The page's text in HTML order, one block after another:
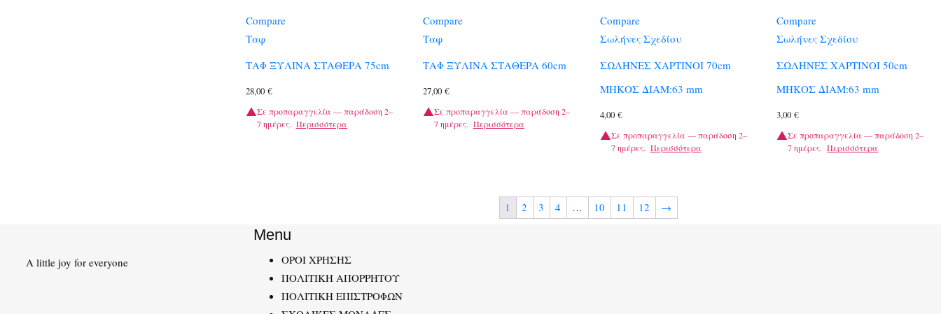
Compare
Ταφ
ΤΑΦ ΞΥΛΙΝΑ ΣΤΑΘΕΡΑ 75cm
28,00 €
Σε προπαραγγελία — παράδοση 2–
7 ημέρες. Περισσότερα
Compare
Ταφ
ΤΑΦ ΞΥΛΙΝΑ ΣΤΑΘΕΡΑ 60cm
27,00 €
Σε προπαραγγελία — παράδοση 2–
7 ημέρες. Περισσότερα
Compare
Σωλήνες Σχεδίου
ΣΩΛΗΝΕΣ ΧΑΡΤΙΝΟΙ 70cm
ΜΗΚΟΣ ΔΙΑΜ:63 mm
4,00 €
Σε προπαραγγελία — παράδοση 2–
7 ημέρες. Περισσότερα
Compare
Σωλήνες Σχεδίου
ΣΩΛΗΝΕΣ ΧΑΡΤΙΝΟΙ 50cm
ΜΗΚΟΣ ΔΙΑΜ:63 mm
3,00€
Σε προπαραγγελία — παράδοση 2–
7 ημέρες. Περισσότερα
1 2 3 4 … 10 11 12 →
A little joy for everyone
Menu
ΟΡΟΙ ΧΡΗΣΗΣ
ΠΟΛΙΤΙΚΗ ΑΠΟΡΡΗΤΟΥ
ΠΟΛΙΤΙΚΗ ΕΠΙΣΤΡΟΦΩΝ